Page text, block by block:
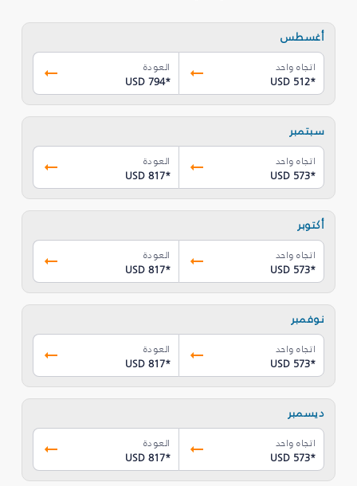
أغسطس
اتجاه واحد
USD 512*
العودة
USD 794*
سبتمبر
اتجاه واحد
USD 573*
العودة
USD 817*
أكتوبر
اتجاه واحد
USD 573*
العودة
USD 817*
نوفمبر
اتجاه واحد
USD 573*
العودة
USD 817*
ديسمبر
اتجاه واحد
USD 573*
العودة
USD 817*